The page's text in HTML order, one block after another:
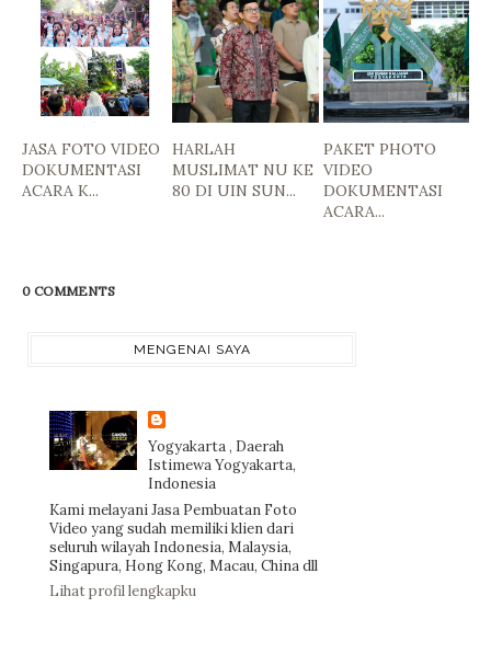
JASA FOTO VIDEO
DOKUMENTASI
ACARA K...
HARLAH
MUSLIMAT NU KE
80 DI UIN SUN...
PAKET PHOTO
VIDEO
DOKUMENTASI
ACARA...
0 COMMENTS
MENGENAI SAYA
Yogyakarta , Daerah
Istimewa Yogyakarta,
Indonesia
Kami melayani Jasa Pembuatan Foto
Video yang sudah memiliki klien dari
seluruh wilayah Indonesia, Malaysia,
Singapura, Hong Kong, Macau, China dll
Lihat profil lengkapku